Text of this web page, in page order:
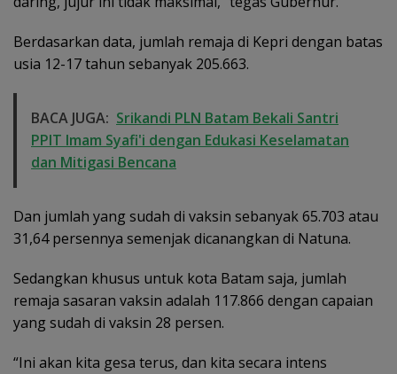
Berdasarkan data, jumlah remaja di Kepri dengan batas
usia 12-17 tahun sebanyak 205.663.
BACA JUGA: Srikandi PLN Batam Bekali Santri
PPIT Imam Syafi'i dengan Edukasi Keselamatan
dan Mitigasi Bencana
Dan jumlah yang sudah di vaksin sebanyak 65.703 atau
31,64 persennya semenjak dicanangkan di Natuna.
Sedangkan khusus untuk kota Batam saja, jumlah
remaja sasaran vaksin adalah 117.866 dengan capaian
yang sudah di vaksin 28 persen.
“Ini akan kita gesa terus, dan kita secara intens